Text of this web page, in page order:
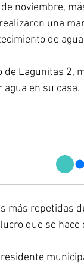
noviembre,
una
de
de Lagunitas 2,
en su casa.
más repetidas
que se